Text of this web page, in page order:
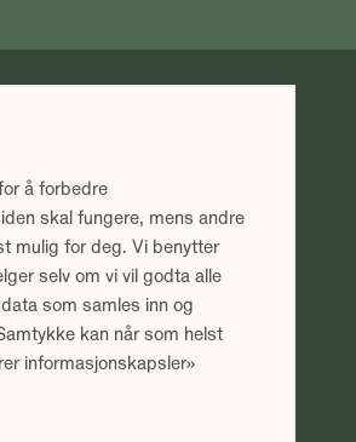
markedsutviklingen, forvalters
kan bli negativ som
Avkastning utover 12
å forbedre
skal fungere, mens andre
mulig for deg. Vi benytter
selv om vi vil godta alle
som samles inn og
kan når som helst
informasjonskapsler»